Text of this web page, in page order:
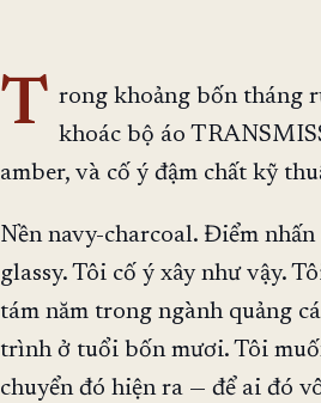
T rong khoảng bốn tháng
khoác bộ áo
amber, và cố ý đậm chất kỹ
Nền navy-charcoal. Điểm nhấn
glassy. Tôi cố ý xây như vậy.
tám năm trong ngành quảng
trình ở tuổi bốn mươi. Tôi
chuyển đó hiện ra — để ai đó